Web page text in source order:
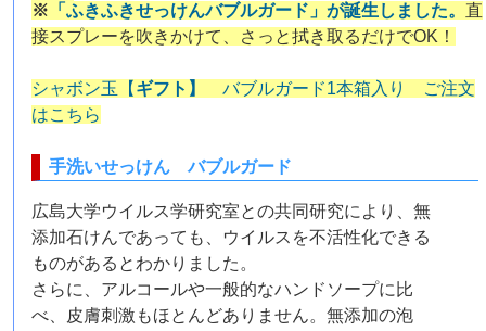
※ 「ふきふきせっけんバブルガード」が誕生しました。直
接スプレーを吹きかけて、さっと拭き取るだけでOK！
シャボン玉【 ギフト】
バブルガード1本箱入り ご注文
はこちら
手洗いせっけん バブルガード
広島大学ウイルス学研究室との共同研究により、無
添加石けんであっても、ウイルスを不活性化できる
ものがあるとわかりました。
さらに、アルコールや一般的なハンドソープに比
べ、皮膚刺激もほとんどありません。無添加の泡